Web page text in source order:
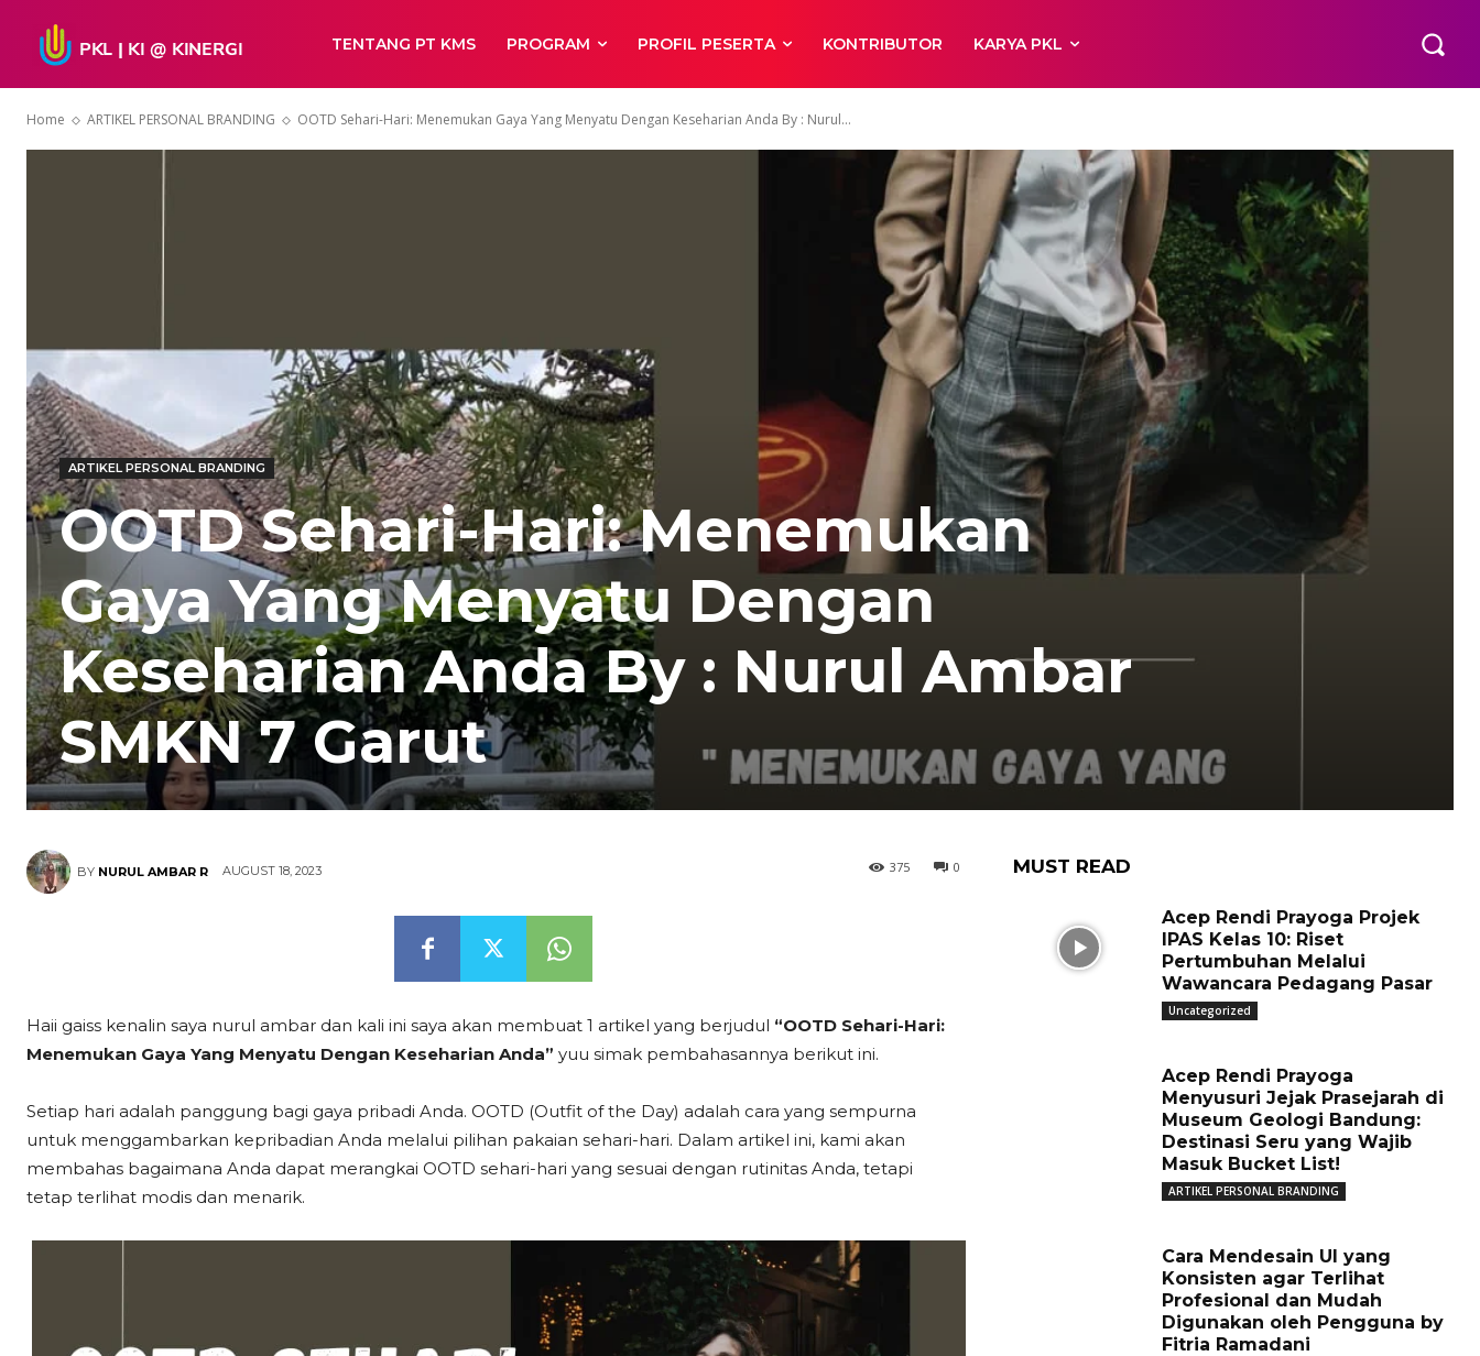
TENTANG PT KMS PROGRAM PROFIL PESERTA KONTRIBUTOR KARYA PKL
Home ARTIKEL PERSONAL BRANDING OOTD Sehari-Hari: Menemukan Gaya Yang Menyatu Dengan Keseharian Anda By : Nurul...
ARTIKEL PERSONAL BRANDING
OOTD Sehari-Hari: Menemukan
Gaya Yang Menyatu Dengan
Keseharian Anda By : Nurul Ambar
SMKN 7 Garut
BY NURUL AMBAR R AUGUST 18, 2023 0
375
Haii gaiss kenalin saya nurul ambar dan kali ini saya akan membuat 1 artikel yang berjudul “OOTD Sehari-Hari:
Menemukan Gaya Yang Menyatu Dengan Keseharian Anda” yuu simak pembahasannya berikut ini.
Setiap hari adalah panggung bagi gaya pribadi Anda. OOTD (Outfit of the Day) adalah cara yang sempurna
untuk menggambarkan kepribadian Anda melalui pilihan pakaian sehari-hari. Dalam artikel ini, kami akan
membahas bagaimana Anda dapat merangkai OOTD sehari-hari yang sesuai dengan rutinitas Anda, tetapi
tetap terlihat modis dan menarik.
MUST READ
Acep Rendi Prayoga Projek
IPAS Kelas 10: Riset
Pertumbuhan Melalui
Wawancara Pedagang Pasar
Uncategorized
Acep Rendi Prayoga
Menyusuri Jejak Prasejarah di
Museum Geologi Bandung:
Destinasi Seru yang Wajib
Masuk Bucket List!
ARTIKEL PERSONAL BRANDING
Cara Mendesain UI yang
Konsisten agar Terlihat
Profesional dan Mudah
Digunakan oleh Pengguna by
Fitria Ramadani